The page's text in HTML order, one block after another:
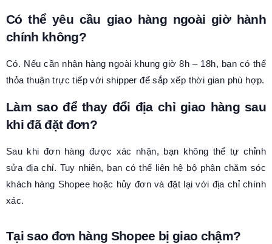
Có thể yêu cầu giao hàng ngoài giờ hành
chính không?
Có. Nếu cần nhận hàng ngoài khung giờ 8h – 18h, bạn có thể
thỏa thuận trực tiếp với shipper để sắp xếp thời gian phù hợp.
Làm sao để thay đổi địa chỉ giao hàng sau
khi đã đặt đơn?
Sau khi đơn hàng được xác nhận, bạn không thể tự chỉnh
sửa địa chỉ. Tuy nhiên, bạn có thể liên hệ bộ phận chăm sóc
khách hàng Shopee hoặc hủy đơn và đặt lại với địa chỉ chính
xác.
Tại sao đơn hàng Shopee bị giao chậm?